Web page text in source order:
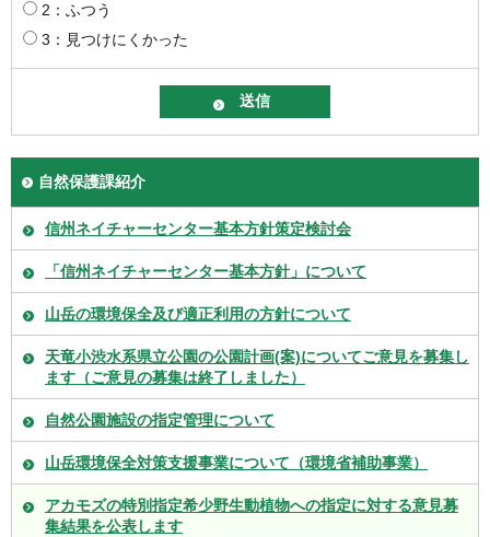
2：ふつう
3：見つけにくかった
自然保護課紹介
信州ネイチャーセンター基本方針策定検討会
「信州ネイチャーセンター基本方針」について
山岳の環境保全及び適正利用の方針について
天竜小渋水系県立公園の公園計画(案)についてご意見を募集し
ます（ご意見の募集は終了しました）
自然公園施設の指定管理について
山岳環境保全対策支援事業について（環境省補助事業）
アカモズの特別指定希少野生動植物への指定に対する意見募
集結果を公表します